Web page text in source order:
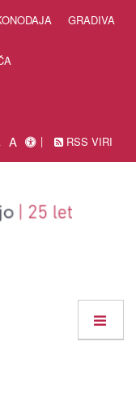
GRADIVA
A RSS VIRI